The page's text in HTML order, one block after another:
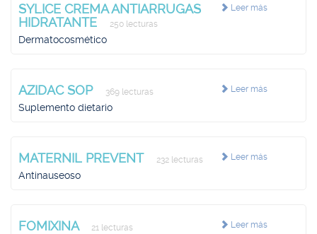
Leer más
SYLICE CREMA ANTIARRUGAS
HIDRATANTE
250 lecturas
Dermatocosmético
Leer más
AZIDAC SOP 369 lecturas
Suplemento dietario
Leer más
MATERNIL PREVENT 232 lecturas
Antinauseoso
Leer más
FOMIXINA 21 lecturas